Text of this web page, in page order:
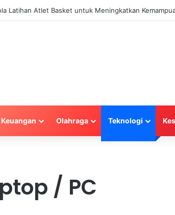
Latihan Atlet Basket untuk Meningkatkan
Keuangan Olahraga Teknologi
/ PC